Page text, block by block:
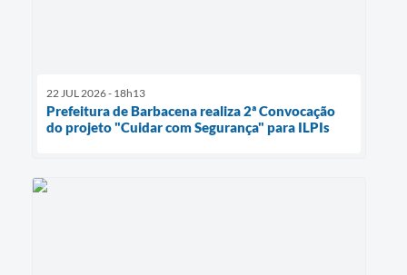
22 JUL 2026 - 18h13
Prefeitura de Barbacena realiza 2ª Convocação
do projeto "Cuidar com Segurança" para ILPIs